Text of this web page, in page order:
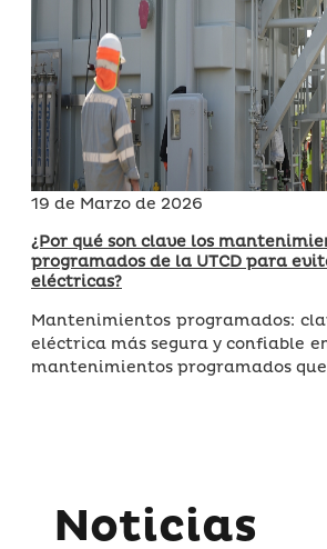
19 de Marzo de 2026
¿Por qué son clave los
programados de la UTCD para
eléctricas?
Mantenimientos programados:
eléctrica más segura y confiable
mantenimientos programados
Noticias